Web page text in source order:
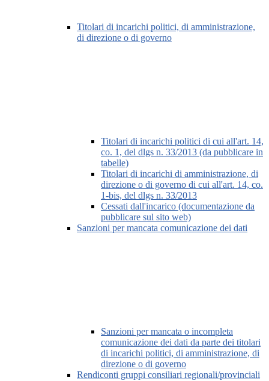
Titolari di incarichi politici, di amministrazione,
di direzione o di governo
Titolari di incarichi politici di cui all'art. 14,
co. 1, del dlgs n. 33/2013 (da pubblicare in
tabelle)
Titolari di incarichi di amministrazione, di
direzione o di governo di cui all'art. 14, co.
1-bis, del dlgs n. 33/2013
Cessati dall'incarico (documentazione da
pubblicare sul sito web)
Sanzioni per mancata comunicazione dei dati
Sanzioni per mancata o incompleta
comunicazione dei dati da parte dei titolari
di incarichi politici, di amministrazione, di
direzione o di governo
Rendiconti gruppi consiliari regionali/provinciali